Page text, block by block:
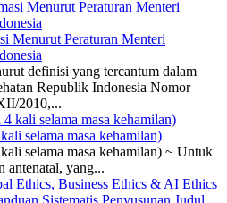
Menurut Peraturan Menteri
definisi yang tercantum dalam
Republik Indonesia Nomor
2010,...
selama masa kehamilan)
selama masa kehamilan) ~ Untuk
antenatal, yang...